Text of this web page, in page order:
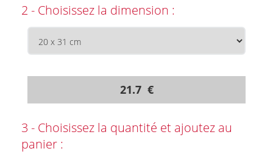
2 - Choisissez la dimension :
21.7 €
3 - Choisissez la quantité et ajoutez au
panier :